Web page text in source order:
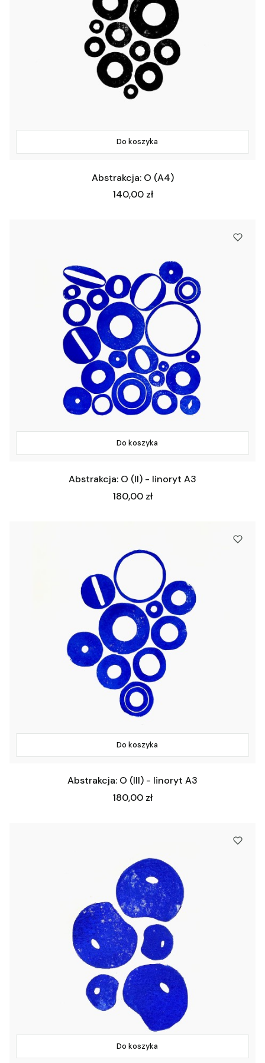
Do koszyka
Abstrakcja: O (A4)
Cena
140,00 zł
Do koszyka
Abstrakcja: O (II) - linoryt A3
Cena
180,00 zł
Do koszyka
Abstrakcja: O (III) - linoryt A3
Cena
180,00 zł
Do koszyka